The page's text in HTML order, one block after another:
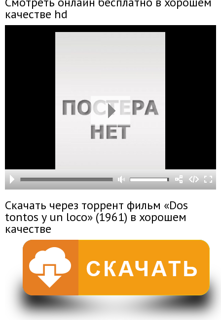
качестве hd
Скачать через торрент фильм «Dos
tontos y un loco» (1961) в хорошем
качестве